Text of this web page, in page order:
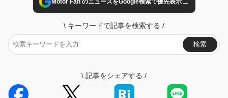
Motor Fan のニュースをGoogle検索で優先表示
\ キーワードで記事を検索する /
検索
\ 記事をシェアする /